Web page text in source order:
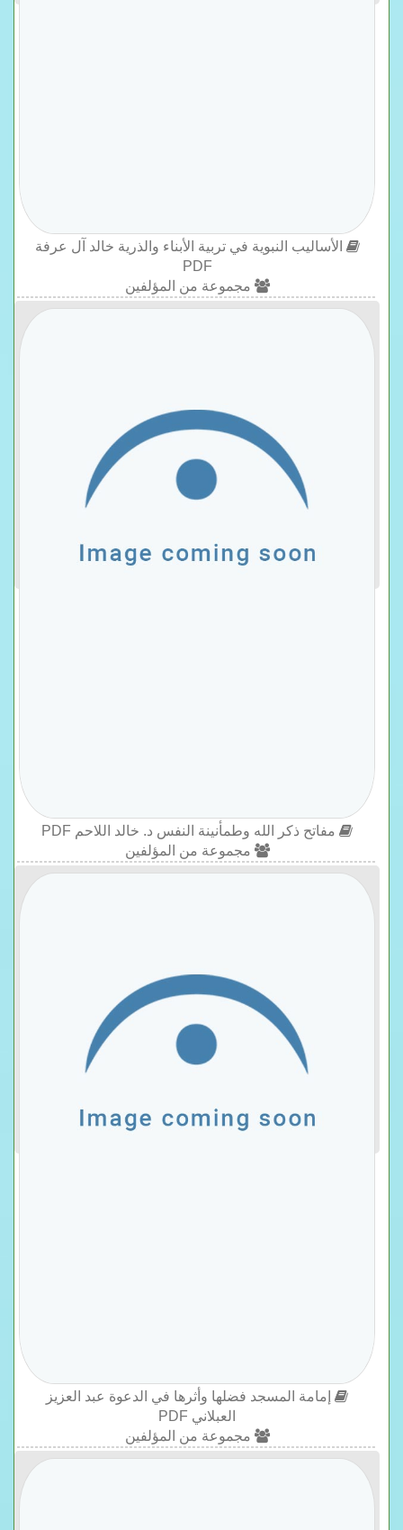
الأساليب النبوية في تربية الأبناء والذرية خالد آل عرفة
PDF
مجموعة من المؤلفين
مفاتح ذكر الله وطمأنينة النفس د. خالد اللاحم PDF
مجموعة من المؤلفين
إمامة المسجد فضلها وأثرها في الدعوة عبد العزيز
العبلاني PDF
مجموعة من المؤلفين